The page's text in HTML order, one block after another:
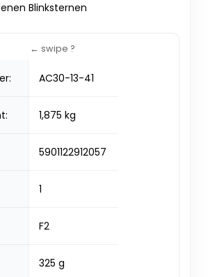
Blinksternen
AC30-13-41
1,875 kg
5901122912057
1
F2
325 g